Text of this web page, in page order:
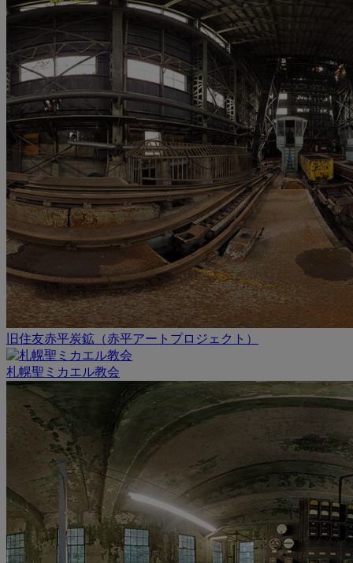
旧住友赤平炭鉱（赤平アートプロジェクト）
札幌聖ミカエル教会